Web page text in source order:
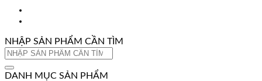
NHẬP SẢN PHẨM CẦN TÌM
Tìm
DANH MỤC SẢN PHẨM